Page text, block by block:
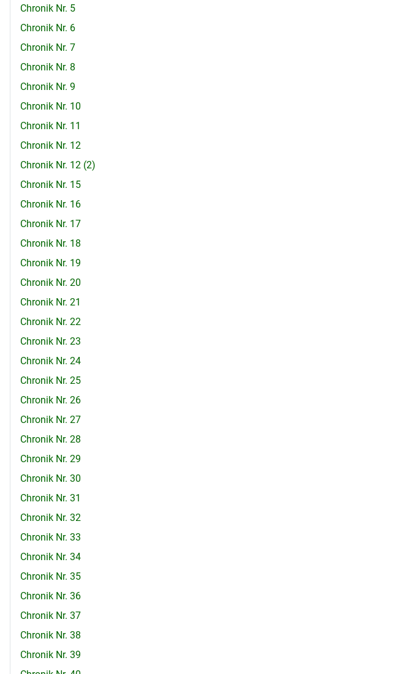
Chronik Nr. 5
Chronik Nr. 6
Chronik Nr. 7
Chronik Nr. 8
Chronik Nr. 9
Chronik Nr. 10
Chronik Nr. 11
Chronik Nr. 12
Chronik Nr. 12 (2)
Chronik Nr. 15
Chronik Nr. 16
Chronik Nr. 17
Chronik Nr. 18
Chronik Nr. 19
Chronik Nr. 20
Chronik Nr. 21
Chronik Nr. 22
Chronik Nr. 23
Chronik Nr. 24
Chronik Nr. 25
Chronik Nr. 26
Chronik Nr. 27
Chronik Nr. 28
Chronik Nr. 29
Chronik Nr. 30
Chronik Nr. 31
Chronik Nr. 32
Chronik Nr. 33
Chronik Nr. 34
Chronik Nr. 35
Chronik Nr. 36
Chronik Nr. 37
Chronik Nr. 38
Chronik Nr. 39